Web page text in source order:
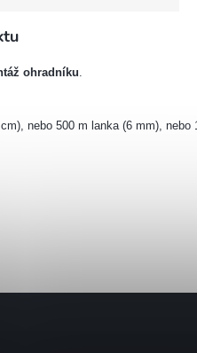
ohradníku
nebo 500 m lanka (6 mm), nebo